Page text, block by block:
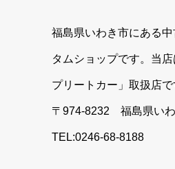
福島県いわき市にある
タムショップです。当
プリートカー」取扱店で
〒974-8232 福島県い
TEL:0246-68-8188